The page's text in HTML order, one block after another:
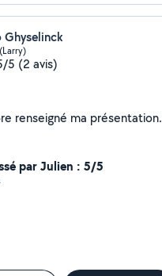
Ghyselinck
5 (2 avis)
Je n'ai pas encore renseigné ma présentation.
par Julien : 5/5